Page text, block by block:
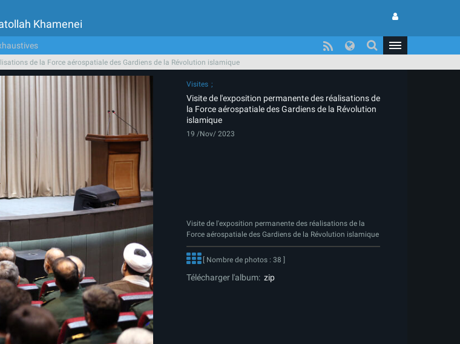
Khamenei
de la Force aérospatiale des Gardiens de la Révolution islamique
Visites
Visite de l'exposition permanente des réalisations de
la Force aérospatiale des Gardiens de la Révolution
islamique
19 /Nov/ 2023
Visite de l'exposition permanente des réalisations de la
Force aérospatiale des Gardiens de la Révolution islamique
[ Nombre de photos : 38 ]
Télécharger l'album: zip